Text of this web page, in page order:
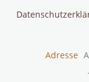
Adresse